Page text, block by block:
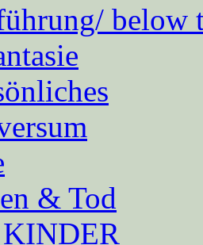
below
& Tod